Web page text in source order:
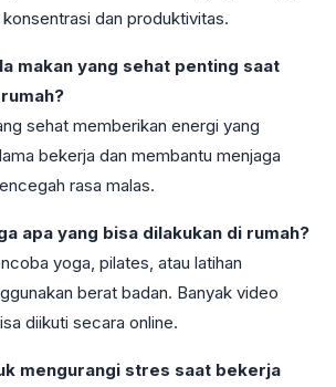
dan produktivitas.
makan yang sehat penting saat
sehat memberikan energi yang
bekerja dan membantu menjaga
rasa malas.
apa yang bisa dilakukan di rumah?
yoga, pilates, atau latihan
berat badan. Banyak video
diikuti secara online.
mengurangi stres saat bekerja